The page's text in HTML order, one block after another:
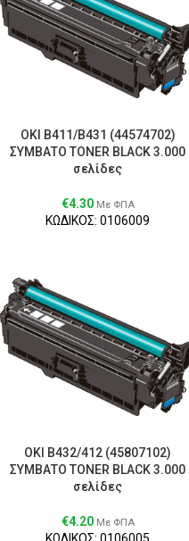
OKI B411/B431 (44574702)
ΣΥΜΒΑΤΟ TONER BLACK 3.000
σελίδες
€4.30 Με ΦΠΑ
ΚΩΔΙΚΟΣ: 0106009
OKI B432/412 (45807102)
ΣΥΜΒΑΤΟ TONER BLACK 3.000
σελίδες
€4.20 Με ΦΠΑ